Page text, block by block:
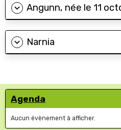
Angunn, née le 11
Narnia
Agenda
Aucun évènement à afficher.